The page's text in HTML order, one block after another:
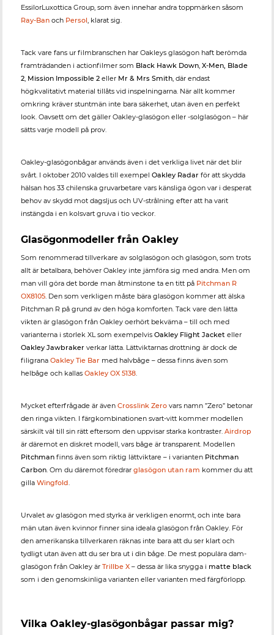
EssilorLuxottica Group, som även innehar andra toppmärken såsom
Ray-Ban och Persol, klarat sig.
Tack vare fans ur filmbranschen har Oakleys glasögon haft berömda
framträdanden i actionfilmer som Black Hawk Down, X-Men, Blade
2, Mission Impossible 2 eller Mr & Mrs Smith, där endast
högkvalitativt material tillåts vid inspelningarna. När allt kommer
omkring kräver stuntmän inte bara säkerhet, utan även en perfekt
look. Oavsett om det gäller Oakley-glasögon eller -solglasögon – här
sätts varje modell på prov.
Oakley-glasögonbågar används även i det verkliga livet när det blir
svårt. I oktober 2010 valdes till exempel Oakley Radar för att skydda
hälsan hos 33 chilenska gruvarbetare vars känsliga ögon var i desperat
behov av skydd mot dagsljus och UV-strålning efter att ha varit
instängda i en kolsvart gruva i tio veckor.
Glasögonmodeller från Oakley
Som renommerad tillverkare av solglasögon och glasögon, som trots
allt är betalbara, behöver Oakley inte jämföra sig med andra. Men om
man vill göra det borde man åtminstone ta en titt på Pitchman R
OX8105. Den som verkligen måste bära glasögon kommer att älska
Pitchman R på grund av den höga komforten. Tack vare den lätta
vikten är glasögon från Oakley oerhört bekväma – till och med
varianterna i storlek XL som exempelvis Oakley Flight Jacket eller
Oakley Jawbraker verkar lätta. Lättviktarnas drottning är dock de
filigrana Oakley Tie Bar med halvbåge – dessa finns även som
helbåge och kallas Oakley OX 5138.
Mycket efterfrågade är även Crosslink Zero vars namn ”Zero” betonar
den ringa vikten. I färgkombinationen svart-vitt kommer modellen
särskilt väl till sin rätt eftersom den uppvisar starka kontraster. Airdrop
är däremot en diskret modell, vars båge är transparent. Modellen
Pitchman finns även som riktig lättviktare – i varianten Pitchman
Carbon. Om du däremot föredrar glasögon utan ram kommer du att
gilla Wingfold.
Urvalet av glasögon med styrka är verkligen enormt, och inte bara
män utan även kvinnor finner sina ideala glasögon från Oakley. För
den amerikanska tillverkaren räknas inte bara att du ser klart och
tydligt utan även att du ser bra ut i din båge. De mest populära dam-
glasögon från Oakley är Trillbe X – dessa är lika snygga i matte black
som i den genomskinliga varianten eller varianten med färgförlopp.
Vilka Oakley-glasögonbågar passar mig?